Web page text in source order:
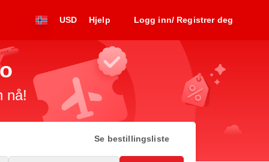
USD Hjelp Logg inn/ Registrer deg
nå!
Se bestillingsliste